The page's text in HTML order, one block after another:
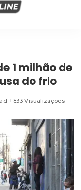
1 milhão de
do frio
833 Visualizações